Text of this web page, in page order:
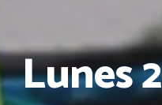
Lunes